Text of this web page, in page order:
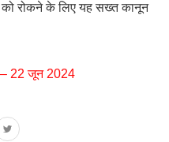
को रोकने के लिए यह सख्त कानून
22 जून 2024